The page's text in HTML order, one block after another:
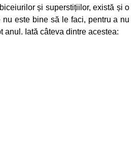
și superstițiilor, există și o
este bine să le faci, pentru a nu
anul. Iată câteva dintre acestea: